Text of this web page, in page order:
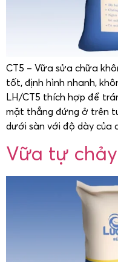
CT5 – Vữa sửa chữa
tốt, định hình nhanh,
LH/CT5 thích hợp để
mặt thẳng đứng ở trên
dưới sàn với độ dày của
Vữa tự